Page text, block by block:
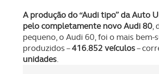
Realçamos
Consulte a
A produção do “Audi tipo” da Auto
pelo completamente novo Audi 80,
pequeno, o Audi 60, foi o mais
produzidos –416.852 veículos–
unidades.